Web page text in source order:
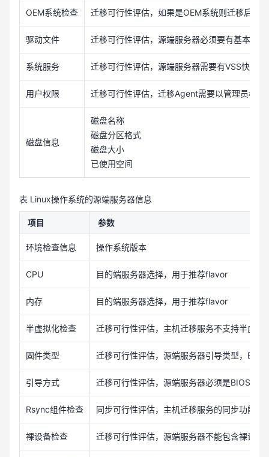
OEM系统检查 迁移可行性评估，如果是OEM系统则迁移后需
驱动文件 迁移可行性评估，源端服务器必须要有基本的
系统服务 迁移可行性评估，源端服务器需要有VSS快照服
用户权限 迁移可行性评估，迁移Agent需要以管理员权限
磁盘信息
磁盘名称
磁盘分区格式
磁盘大小
已使用空间
表 Linux操作系统的源端服务器信息
项目 参数
环境检查信息 操作系统版本
CPU 目的端服务器选择，用于推荐flavor
内存 目的端服务器选择，用于推荐flavor
半虚拟化检查 迁移可行性评估，主机迁移服务不支持半虚拟
固件类型 迁移可行性评估，源端服务器引导类型，BIOS
引导方式 迁移可行性评估，源端服务器必须是BIOS类
Rsync组件检查 同步可行性评估，主机迁移服务的同步功能依
裸设备检查 迁移可行性评估，源端服务器不能包含裸设备